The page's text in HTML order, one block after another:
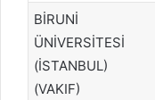
BİRUNİ
ÜNİVERSİTESİ
(İSTANBUL)
(VAKIF)